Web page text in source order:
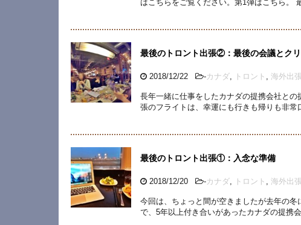
はこちらをご覧ください。第1弾はこちら。
最後のトロント出張②：最後の会議とク
2018/12/22 -カナダ トロント 海外出張
長年一緒に仕事をしたカナダの提携会社と
張のフライトは、幸運にも行きも帰りも非
最後のトロント出張①：入念な準備
2018/12/20 -カナダ トロント 海外出張
今回は、ちょっと間が空きましたが去年の
で、5年以上付き合いがあったカナダの提携